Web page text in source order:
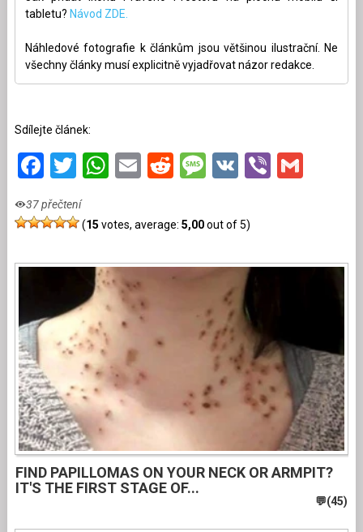
tabletu? Návod ZDE.
Náhledové fotografie k článkům jsou většinou ilustrační. Ne
všechny články musí explicitně vyjadřovat názor redakce.
Sdílejte článek:
Facebook
Twitter
WhatsApp
EmailRedditMessage
VKViber
37 přečtení
(15 votes, average: 5,00out of 5)
FIND PAPILLOMAS ON YOUR NECK OR ARMPIT?
IT'S THE FIRST STAGE OF...